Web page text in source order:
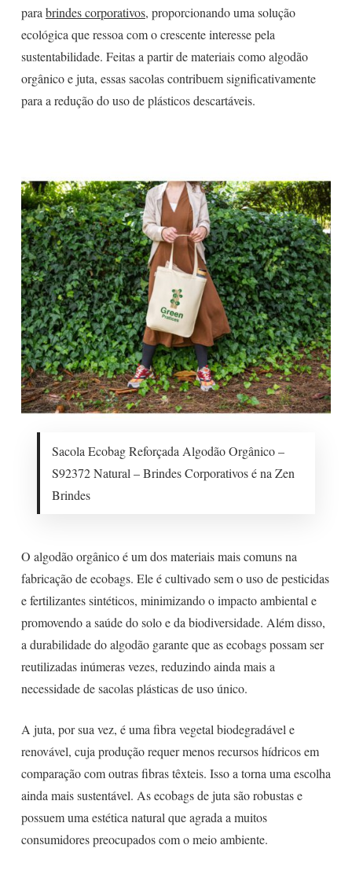
parabrindes corporativos, proporcionando uma solução
ecológica que ressoa com o crescente interesse pela
sustentabilidade. Feitas a partir de materiais como algodão
orgânico e juta, essas sacolas contribuem significativamente
para a redução do uso de plásticos descartáveis.
Sacola Ecobag Reforçada Algodão Orgânico –
S92372 Natural – Brindes Corporativos é na Zen
Brindes
O algodão orgânico é um dos materiais mais comuns na
fabricação de ecobags. Ele é cultivado sem o uso de pesticidas
e fertilizantes sintéticos, minimizando o impacto ambiental e
promovendo a saúde do solo e da biodiversidade. Além disso,
a durabilidade do algodão garante que as ecobags possam ser
reutilizadas inúmeras vezes, reduzindo ainda mais a
necessidade de sacolas plásticas de uso único.
A juta, por sua vez, é uma fibra vegetal biodegradável e
renovável, cuja produção requer menos recursos hídricos em
comparação com outras fibras têxteis. Isso a torna uma escolha
ainda mais sustentável. As ecobags de juta são robustas e
possuem uma estética natural que agrada a muitos
consumidores preocupados com o meio ambiente.